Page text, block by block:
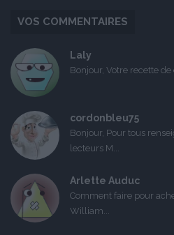
VOS COMMENTAIRES
Laly
Bonjour, Votre recette de
cordonbleu75
Bonjour, Pour tous
lecteurs M...
Arlette Auduc
Comment faire pour
William...